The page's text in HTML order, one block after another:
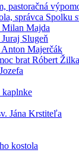
pastoračná
správca Spolku
Milan Majda
Slugeň
Anton Majerčák
brat Róbert Žilka
kaplnke
Jána Krstiteľa
kostola